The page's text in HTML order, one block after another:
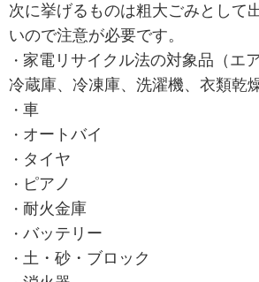
次に挙げるものは粗大ごみとして
いので注意が必要です。
家電リサイクル法の対象品（エ
冷蔵庫、冷凍庫、洗濯機、衣類乾燥
車
オートバイ
タイヤ
ピアノ
耐火金庫
バッテリー
土・砂・ブロック